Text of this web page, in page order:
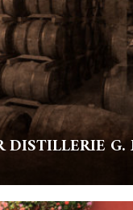
DISTILLERIE G.